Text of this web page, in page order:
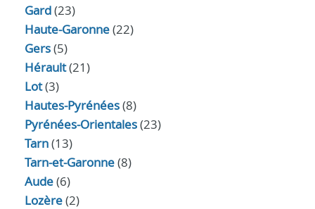
Gard(23)
Haute-Garonne(22)
Gers(5)
Hérault(21)
Lot(3)
Hautes-Pyrénées(8)
Pyrénées-Orientales(23)
Tarn(13)
Tarn-et-Garonne(8)
Aude(6)
Lozère(2)